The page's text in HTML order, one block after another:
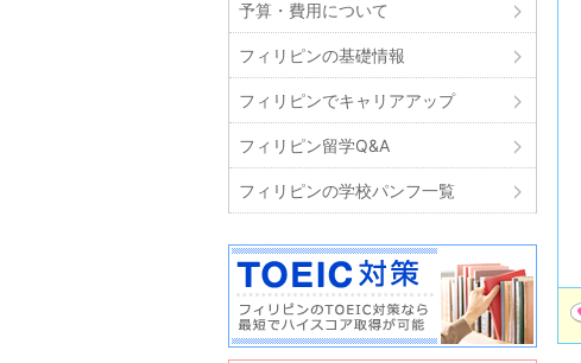
予算・費用について
フィリピンの基礎情報
フィリピンでキャリアアップ
フィリピン留学Q&A
フィリピンの学校パンフ一覧